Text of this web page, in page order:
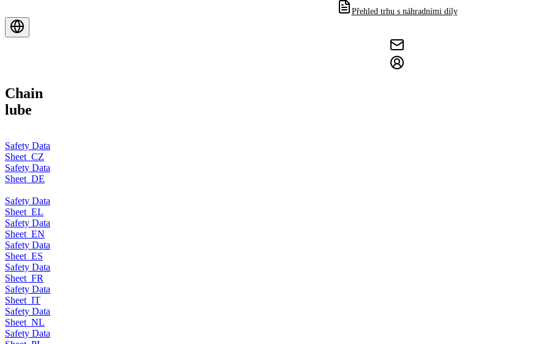
Přehled trhu s náhradními díly
Chain
lube
Safety Data
Sheet_CZ
Safety Data
Sheet_DE
Safety Data
Sheet_EL
Safety Data
Sheet_EN
Safety Data
Sheet_ES
Safety Data
Sheet_FR
Safety Data
Sheet_IT
Safety Data
Sheet_NL
Safety Data